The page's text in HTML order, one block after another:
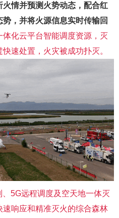
情并预测火势动态， 配合红
， 并将火源信息实时传输回
体化云平台智能调度资源， 灭
快速处置，火灾被成功扑灭。
、5G远程调度及空天地一体灭
响应和精准灭火的综合森林